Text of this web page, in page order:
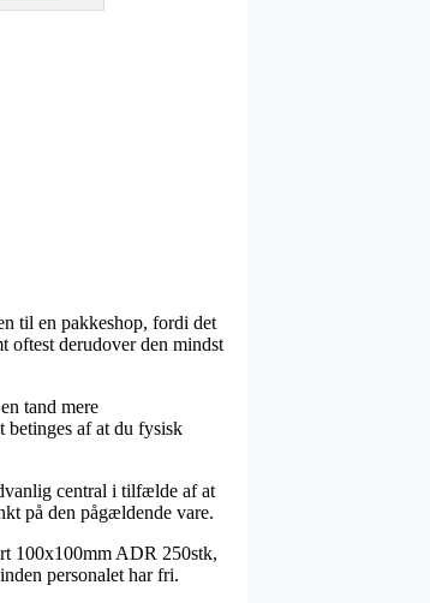
til en pakkeshop, fordi det
oftest derudover den mindst
tand mere
af at du fysisk
central i tilfælde af at
på den pågældende vare.
100x100mm ADR 250stk,
personalet har fri.